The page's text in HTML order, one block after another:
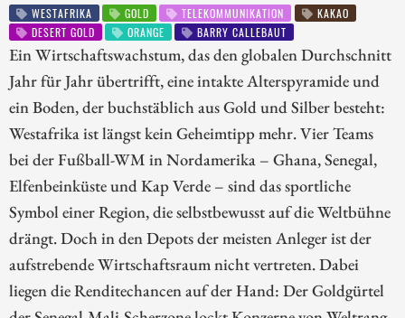
WESTAFRIKA GOLD TELEKOMMUNIKATION
KAKAO
DESERT GOLD
ORANGE BARRY CALLEBAUT
Ein Wirtschaftswachstum, das den globalen Durchschnitt
Jahr für Jahr übertrifft, eine intakte Alterspyramide und
ein Boden, der buchstäblich aus Gold und Silber besteht:
Westafrika ist längst kein Geheimtipp mehr. Vier Teams
bei der Fußball-WM in Nordamerika – Ghana, Senegal,
Elfenbeinküste und Kap Verde – sind das sportliche
Symbol einer Region, die selbstbewusst auf die Weltbühne
drängt. Doch in den Depots der meisten Anleger ist der
aufstrebende Wirtschaftsraum nicht vertreten. Dabei
liegen die Renditechancen auf der Hand: Der Goldgürtel